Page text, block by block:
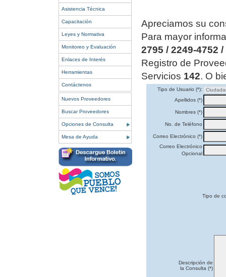
Asistencia Técnica
Capacitación
Leyes y Normativa
Monitoreo y Evaluación
Enlaces de Interés
Herramientas
Contáctenos
Nuevos Proveedores
Buscar Proveedores
Opciones de Consulta
Mesa de Ayuda
Apreciamos su
Para mayor
2795 / 2249-4752
Registro de
Servicios 142. O
Tipo de Usuario (*):
Apellidos (*)
Nombres (*)
No. de Teléfono
Correo Electrónico (*)
Correo Electrónico
Opcional
Tipo de
Descripción de
la Consulta (*)